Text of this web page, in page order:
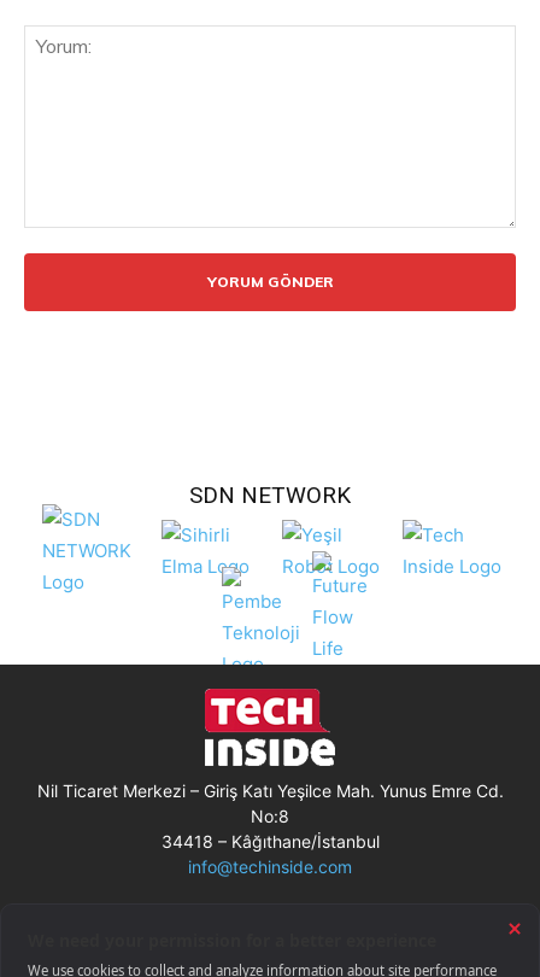
SDN NETWORK
Nil Ticaret Merkezi – Giriş Katı Yeşilce Mah. Yunus Emre Cd.
No:8
34418 – Kâğıthane/İstanbul
info@techinside.com
Gizlilik Bildirimi